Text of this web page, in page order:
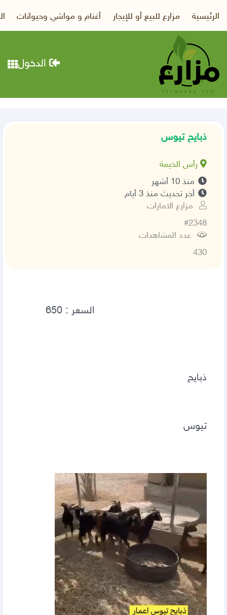
الرئيسية مزارع للبيع أو للإيجار أغنام و مواشي وحيوانات
الدخول
ذبايح تيوس
رأس الخيمة
منذ 10 أشهر
أخر تحديث منذ 3 أيام
مزارع الامارات
#2348
عدد المشاهدات
430
ذبايح
تيوس